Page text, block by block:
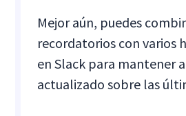
Mejor aún, puedes
recordatorios con varios
en Slack para mantener
actualizado sobre las